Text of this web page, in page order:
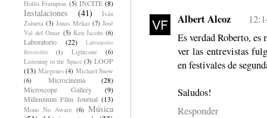
Albert Alcoz
Es verdad Roberto, es
ver las entrevistas
en festivales de
Saludos!
Responder
Hollis Frampton (5) INCITE (8)
Instalaciones (41)
Iván
Zulueta (3) Jonas Mekas (7) José
Val del Omar (5) Ken Jacobs (6)
Laboratorio (22)
Laboratorio
Reversible
(1) Lightcone
(6)
Listening to the Space (3) LOOP
(13) Márgenes (4) Michael Snow
(6)
Microcinema
(28)
Microscope Gallery
(9)
Millennium Film Journal (13)
Mono No Aware (6) Música